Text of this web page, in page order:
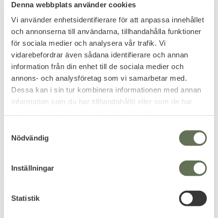
Denna webbplats använder cookies
Vi använder enhetsidentifierare för att anpassa innehållet
och annonserna till användarna, tillhandahålla funktioner
för sociala medier och analysera vår trafik. Vi
vidarebefordrar även sådana identifierare och annan
information från din enhet till de sociala medier och
annons- och analysföretag som vi samarbetar med.
Dessa kan i sin tur kombinera informationen med annan
information som du har tillhandahållit eller som de har
Nödvändig
Inställningar
Statistik
Add to favorites
Stor Instruktör Patch
Kardborre -11 Grå
Add to favorites
Liten Kors Patch
Kardborre -12 Grå
sjukvårdsväska.
11%